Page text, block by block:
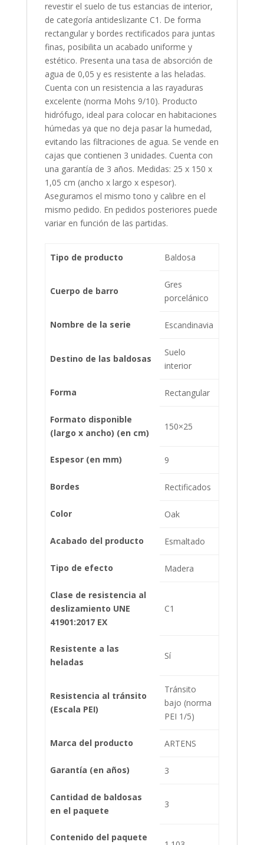
revestir el suelo de tus estancias de interior,
de categoría antideslizante C1. De forma
rectangular y bordes rectificados para juntas
finas, posibilita un acabado uniforme y
estético. Presenta una tasa de absorción de
agua de 0,05 y es resistente a las heladas.
Cuenta con un resistencia a las rayaduras
excelente (norma Mohs 9/10). Producto
hidrófugo, ideal para colocar en habitaciones
húmedas ya que no deja pasar la humedad,
evitando las filtraciones de agua. Se vende en
cajas que contienen 3 unidades. Cuenta con
una garantía de 3 años. Medidas: 25 x 150 x
1,05 cm (ancho x largo x espesor).
Aseguramos el mismo tono y calibre en el
mismo pedido. En pedidos posteriores puede
variar en función de las partidas.
Tipo de producto Baldosa
Cuerpo de barro
Gres
porcelánico
Nombre de la serie Escandinavia
Destino de las baldosas
Suelo
interior
Forma Rectangular
Formato disponible
(largo x ancho) (en cm)
150×25
Espesor (en mm) 9
Bordes Rectificados
Color Oak
Acabado del producto Esmaltado
Tipo de efecto Madera
Clase de resistencia al
deslizamiento UNE
41901:2017 EX
C1
Resistente a las
heladas
Sí
Resistencia al tránsito
(Escala PEI)
Tránsito
bajo (norma
PEI 1/5)
Marca del producto ARTENS
Garantía (en años) 3
Cantidad de baldosas
en el paquete
3
Contenido del paquete